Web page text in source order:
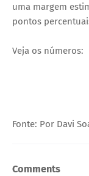
uma margem
pontos
Veja os números:
Fonte: Por Davi
Comments